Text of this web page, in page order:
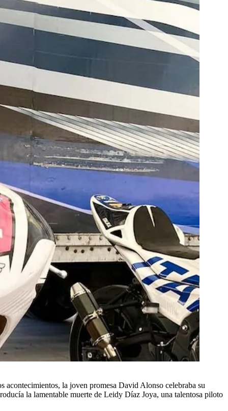
la joven promesa David Alonso celebraba su
la lamentable muerte de Leidy Díaz Joya, una talentosa piloto